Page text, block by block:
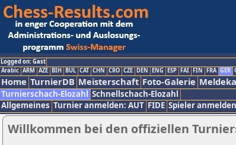
Logged on: Gast
Arabic ARM AZE BIH BUL CAT CHN CRO CZE DEN ENG ESP FAI FIN FRA GER
Home TurnierDB Meisterschaft Foto-Galerie
Turnierschach-Elozahl Schnellschach-Elozahl
Allgemeines Turnier anmelden: AUT FIDE Spieler anmelden
Willkommen bei den offiziellen